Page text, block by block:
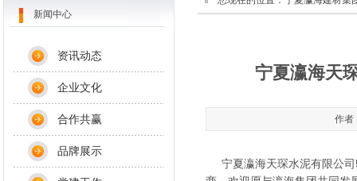
宁夏瀛海天
作
宁夏瀛海天琛水泥有限公司
新闻中心
资讯动态
企业文化
合作共赢
品牌展示